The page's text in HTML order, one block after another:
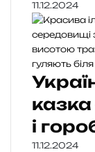
11.12.2024
і
11.12.2024